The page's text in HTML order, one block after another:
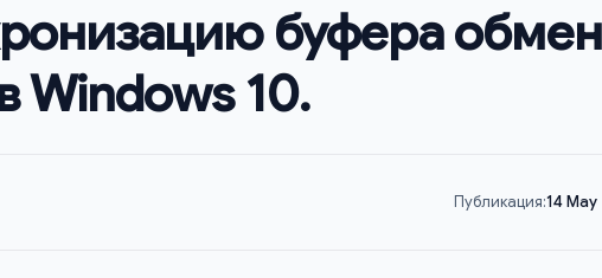
буфера
Windows 10.
Публикация:14 May